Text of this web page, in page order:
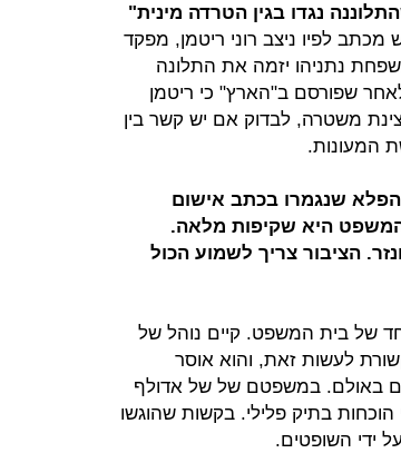
נגדו בגין הטרדה מינית"
מכתב לפיו ניצב רוני ריטמן, מפקד
נתניהו יזמה את התלונה
שפורסם ב"הארץ" כי ריטמן
משטרה, לבדוק אם יש קשר בין
המעונות.
שנגמרו בכתב אישום
היא שקיפות מלאה.
הציבור צריך לשמוע הכול
של בית המשפט. קיים נוהל של
לעשות זאת, והוא אוסר
באולם. במשפטם של של אדולף
הוכחות בתיק פלילי. בקשות שהוגשו
ידי השופטים.